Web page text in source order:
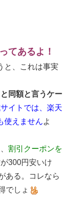
てあるよ！
と、これは事実
同額と言うケー
サイトでは、楽天
使えませんよ
割引クーポンを
300円安いけ
ある。コレなら
でしょ